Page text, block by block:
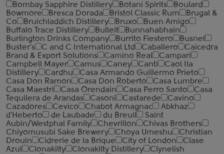
Bombay Sapphire Distillery
Botani Spirits
Boulard
Bowmore
Bresca Dorada Bristol Classic Rum
Brugal &
Co
Bruichladdich Distillery Bruxo
Buen Amigo
Buffalo Trace Distillery
Bulleit
Bunnahabhain
Burlington Drinks Company
Burrito Fiestero
Busnel
Buster's
C and C International Ltd Caballero
Caicedra
Brand & Export Solutions
Camino Real
Campari
Campbell Mayer
Camus Caney Canti
Caol Ila
Distillery
Cardhu
Casa Armando Guillermo Prieto
Casa Don Ramon
Casa Don Roberto
Casa Lumbre
Casa Maestri
Casa Orendain Casa Perro Santo
Casa
Tequilera de Arandas
Casoni Castarede
Cavino
Cazadores
Cevico Chabot Armagnac
Abkhaz
d'Heberto
de Laubade du Breuil
Saint
Aubin/Westphal Family
Chevrillon
Chivas Brothers
Chiyomusubi Sake Brewery
Choya Umeshu
Christian
Drouin
Cidrerie de la Brique City of London
Clase
Azul
Clonakilty Clonakilty Distillery
Clynelish